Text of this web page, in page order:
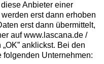
Anbieter einer
erst dann erhoben
erst dann übermittelt,
auf www.lascana.de /
anklickst. Bei den
folgenden Unternehmen: